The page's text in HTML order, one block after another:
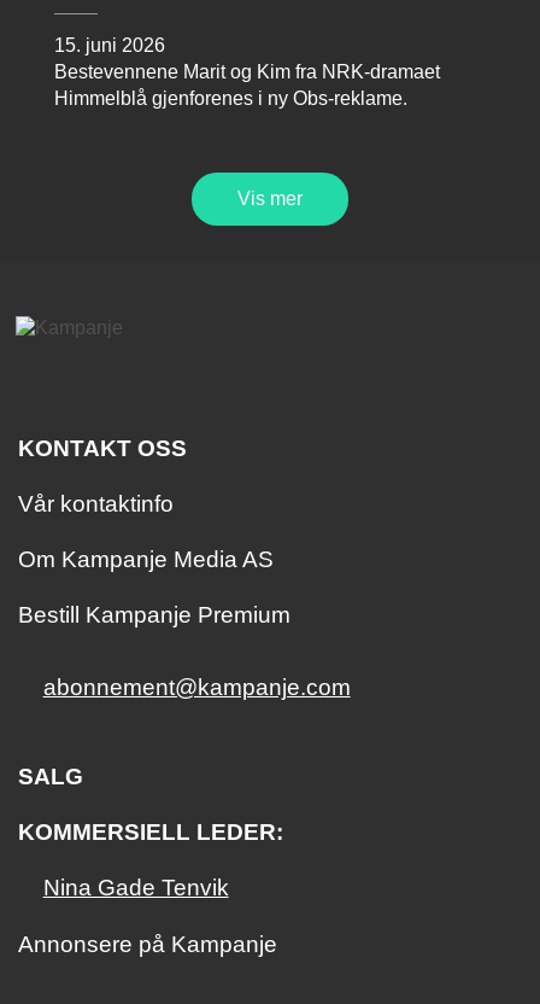
15. juni 2026
Bestevennene Marit og Kim fra NRK-dramaet
Himmelblå gjenforenes i ny Obs-reklame.
Vis mer
KONTAKT OSS
Vår kontaktinfo
Om Kampanje Media AS
Bestill Kampanje Premium
abonnement@kampanje.com
SALG
KOMMERSIELL LEDER:
Nina Gade Tenvik
Annonsere på Kampanje